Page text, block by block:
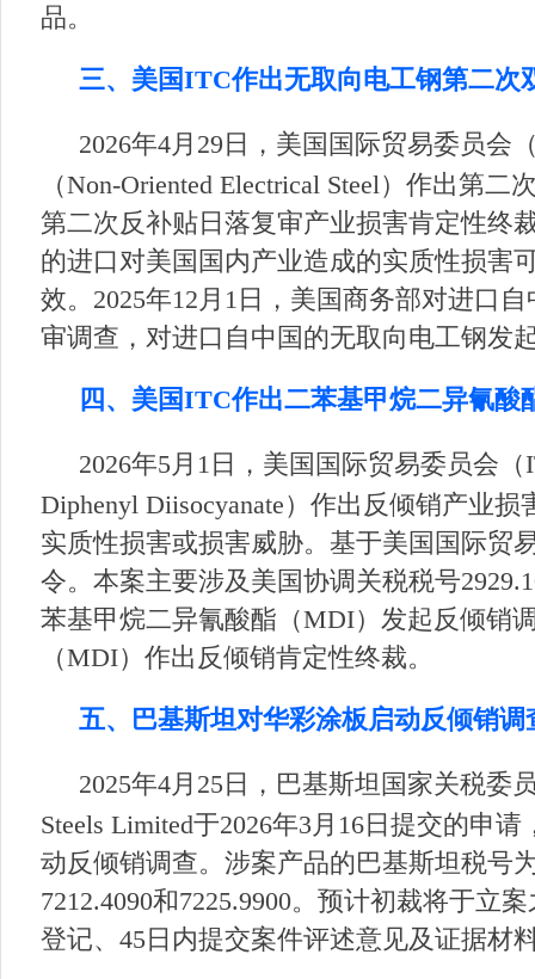
品。
三、美国ITC作出无取向电工钢第二次
2026年4月29日，美国国际贸易委员
（Non-Oriented Electrical Steel）作出第
第二次反补贴日落复审产业损害肯定性终
的进口对美国国内产业造成的实质性损害
效。2025年12月1日，美国商务部对进口
审调查，对进口自中国的无取向电工钢发
四、美国ITC作出二苯基甲烷二异氰
2026年5月1日，美国国际贸易委员会
Diphenyl Diisocyanate）作出反倾销产业
实质性损害或损害威胁。基于美国国际贸
令。本案主要涉及美国协调关税税号
苯基甲烷二异氰酸酯（MDI）发起反倾销
（MDI）作出反倾销肯定性终裁。
五、巴基斯坦对华彩涂板启动反倾销调
2025年4月25日，巴基斯坦国家关税委
Steels Limited于2026年3月16日提交的申
动反倾销调查。涉案产品的巴基斯坦税号为
7212.4090和7225.9900。预计初裁将于立
登记、45日内提交案件评述意见及证据材